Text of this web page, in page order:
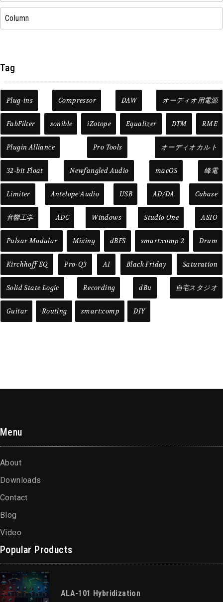
Column
Tag
Plug-ins Compressor DAW オーディオ用電源
FabFilter sonible iZotope Equalizer DTM RME
Plugin Alliance Pro Tools オーディオカルト
32-bit Float Newfangled Audio macOS 峰電
Limiter Antelope Audio USB AD/DA Cubase
音響工学 ADC Windows Studio One ASIO
Pulsar Modular Mixing dBFS smart:comp 2 Drum
Kirchhoff EQ Pro-Q3 AI Black Friday Saturation
Solid State Logic Recording dBu 自宅スタジオ
Guitar Routing smart:comp DIY
Menu
About
Downloads
Contact
Blog
Video
Popular Products
ALA-101 Hybridization